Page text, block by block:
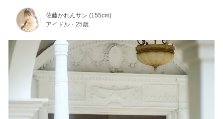
佐藤かれんサン (155cm)
アイドル・25歳